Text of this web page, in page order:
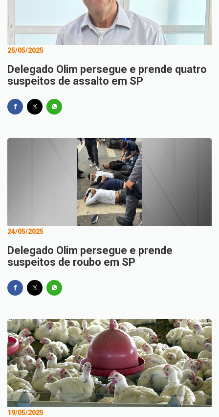
25/05/2025
Delegado Olim persegue e prende quatro
suspeitos de assalto em SP
24/05/2025
Delegado Olim persegue e prende
suspeitos de roubo em SP
19/05/2025